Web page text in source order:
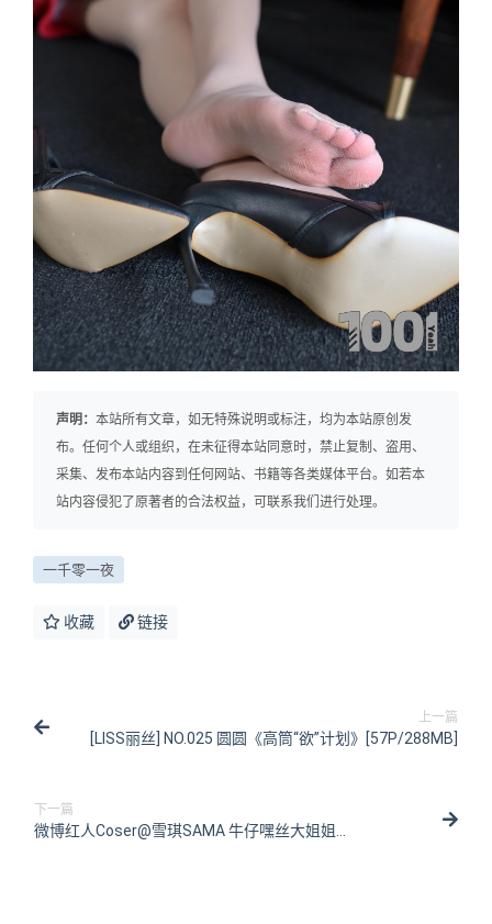
声明： 本站所有文章，如无特殊说明或标注，均为本站原创发
布。任何个人或组织，在未征得本站同意时，禁止复制、盗用、
采集、发布本站内容到任何网站、书籍等各类媒体平台。如若本
站内容侵犯了原著者的合法权益，可联系我们进行处理。
一千零一夜
收藏 链接
上一篇
[LISS丽丝] NO.025 圆圆《高筒“欲”计划》[57P/288MB]
下一篇
微博红人Coser@雪琪SAMA 牛仔嘿丝大姐姐